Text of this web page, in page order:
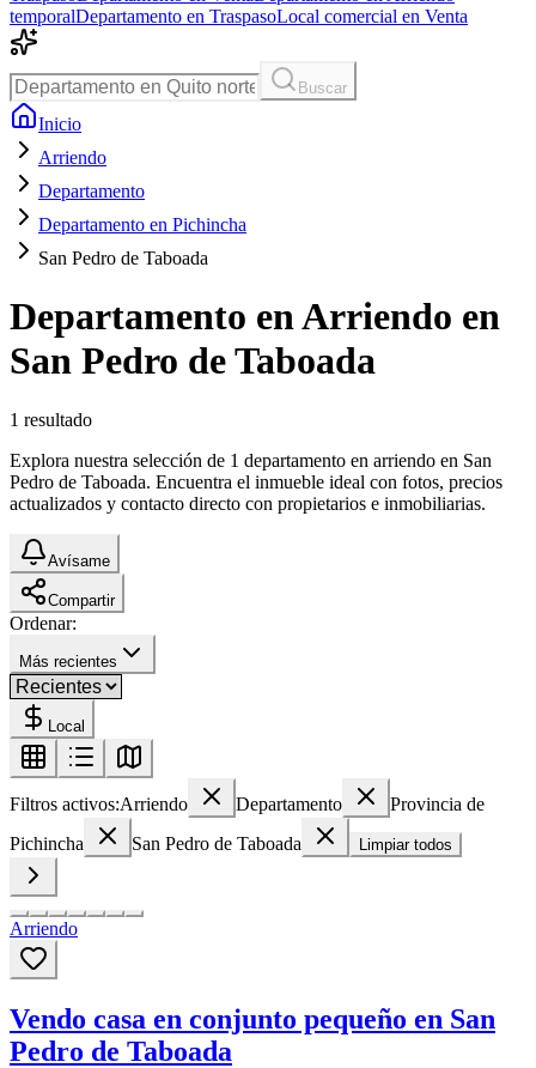
temporalDepartamento en TraspasoLocal comercial en Venta
Buscar
Inicio
Arriendo
Departamento
Departamento en Pichincha
San Pedro de Taboada
Departamento en Arriendo en
San Pedro de Taboada
1 resultado
Explora nuestra selección de 1 departamento en arriendo en San
Pedro de Taboada. Encuentra el inmueble ideal con fotos, precios
actualizados y contacto directo con propietarios e inmobiliarias.
Avísame
Compartir
Ordenar:
Más recientes
Local
Filtros activos:Arriendo Departamento
Provincia de
Pichincha
San Pedro de Taboada Limpiar todos
Arriendo
Vendo casa en conjunto pequeño en San
Pedro de Taboada